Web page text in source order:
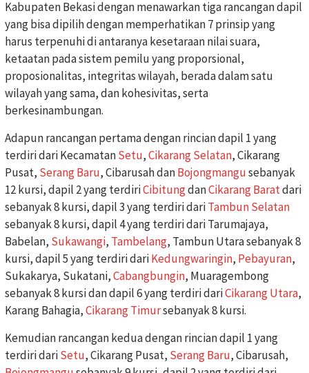
Kabupaten Bekasi dengan menawarkan tiga rancangan dapil
yang bisa dipilih dengan memperhatikan 7 prinsip yang
harus terpenuhi di antaranya kesetaraan nilai suara,
ketaatan pada sistem pemilu yang proporsional,
proposionalitas, integritas wilayah, berada dalam satu
wilayah yang sama, dan kohesivitas, serta
berkesinambungan.
Adapun rancangan pertama dengan rincian dapil 1 yang
terdiri dari KecamatanSetu,Cikarang Selatan, Cikarang
Pusat, Serang Baru, Cibarusah danBojongmangusebanyak
12 kursi, dapil 2 yang terdiriCibitungdanCikarang Baratdari
sebanyak 8 kursi, dapil 3 yang terdiri dariTambun Selatan
sebanyak 8 kursi, dapil 4 yang terdiri dari Tarumajaya,
Babelan, Sukawangi, Tambelang, Tambun Utara sebanyak 8
kursi, dapil 5 yang terdiri dariKedungwaringin, Pebayuran,
Sukakarya, Sukatani,Cabangbungin, Muaragembong
sebanyak 8 kursi dan dapil 6 yang terdiri dariCikarang Utara,
Karang Bahagia,Cikarang Timursebanyak 8 kursi.
Kemudian rancangan kedua dengan rincian dapil 1 yang
terdiri dariSetu, Cikarang Pusat, Serang Baru, Cibarusah,